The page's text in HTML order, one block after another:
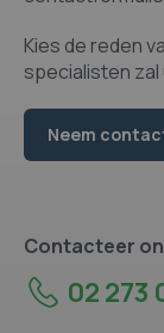
Kies de reden
specialisten
Neem
Contacteer
02 273